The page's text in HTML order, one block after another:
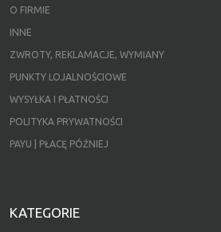
O FIRMIE
INNE
ZWROTY, REKLAMACJE, WYMIANY
PUNKTY LOJALNOŚCIOWE
WYSYŁKA I PŁATNOŚCI
POLITYKA PRYWATNOŚCI
PAYU | PŁACĘ PÓŹNIEJ
KATEGORIE